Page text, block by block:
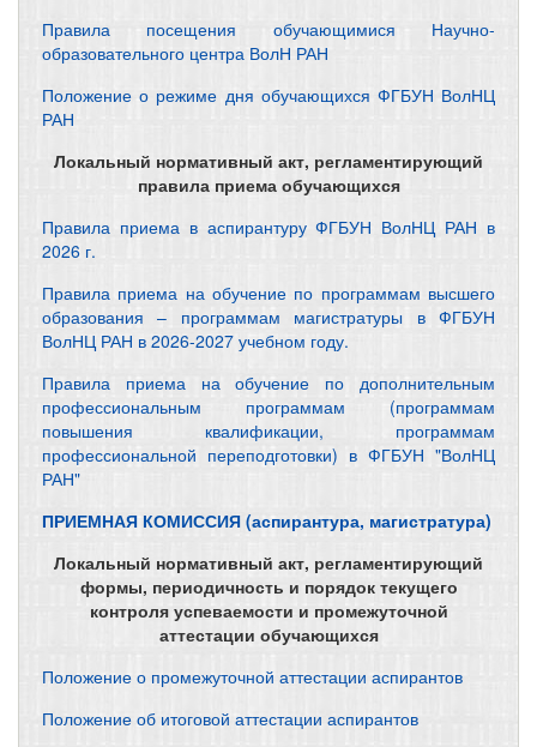
Правила посещения обучающимися Научно-
образовательного центра ВолН РАН
Положение о режиме дня обучающихся ФГБУН ВолНЦ
РАН
Локальный нормативный акт, регламентирующий
правила приема обучающихся
Правила приема в аспирантуру ФГБУН ВолНЦ РАН в
2026 г.
Правила приема на обучение по программам высшего
образования – программам магистратуры в ФГБУН
ВолНЦ РАН в 2026-2027 учебном году.
Правила приема на обучение по дополнительным
профессиональным программам (программам
повышения квалификации, программам
профессиональной переподготовки) в ФГБУН "ВолНЦ
РАН"
ПРИЕМНАЯ КОМИССИЯ (аспирантура, магистратура)
Локальный нормативный акт, регламентирующий
формы, периодичность и порядок текущего
контроля успеваемости и промежуточной
аттестации обучающихся
Положение о промежуточной аттестации аспирантов
Положение об итоговой аттестации аспирантов